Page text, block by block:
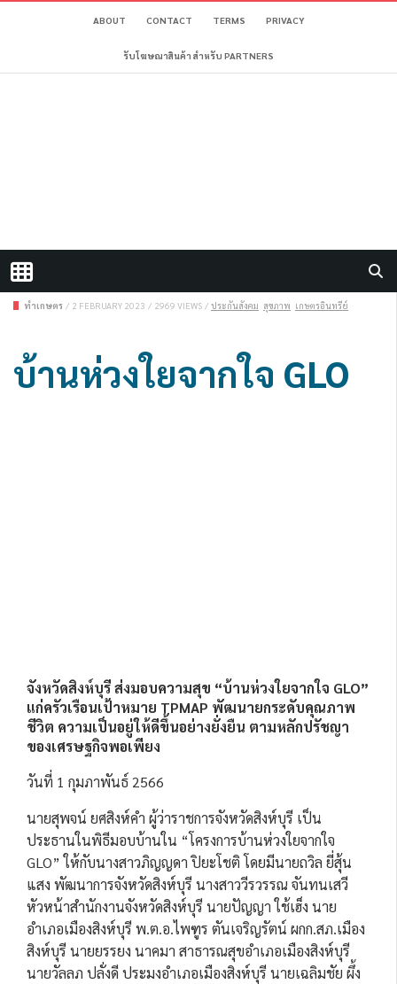
ABOUT CONTACT TERMS PRIVACY
รับโฆษณาสินค้า สำหรับ PARTNERS
ทำเกษตร / 2 FEBRUARY 2023 / 2969 VIEWS / ประกันสังคม สุขภาพ เกษตรอินทรีย์
บ้านห่วงใยจากใจ GLO
จังหวัดสิงห์บุรี ส่งมอบความสุข “บ้านห่วงใยจากใจ GLO”
แก่ครัวเรือนเป้าหมาย TPMAP พัฒนายกระดับคุณภาพ
ชีวิต ความเป็นอยู่ให้ดีขึ้นอย่างยั่งยืน ตามหลักปรัชญา
ของเศรษฐกิจพอเพียง
วันที่ 1 กุมภาพันธ์ 2566
นายสุพจน์ ยศสิงห์คำ ผู้ว่าราชการจังหวัดสิงห์บุรี เป็น
ประธานในพิธีมอบบ้านใน “โครงการบ้านห่วงใยจากใจ
GLO” ให้กับนางสาวภิญญดา ปิยะโชติ โดยมีนายถวิล ยี่สุ้น
แสง พัฒนาการจังหวัดสิงห์บุรี นางสาววีรวรรณ จันทนเสวี
หัวหน้าสำนักงานจังหวัดสิงห์บุรี นายปัญญา ใช้เฮ็ง นาย
อำเภอเมืองสิงห์บุรี พ.ต.อ.ไพฑูร ตันเจริญรัตน์ ผกก.สภ.เมือง
สิงห์บุรี นายยรรยง นาคมา สาธารณสุขอำเภอเมืองสิงห์บุรี
นายวัลลภ ปลั่งดี ประมงอำเภอเมืองสิงห์บุรี นายเฉลิมชัย ผึ้ง